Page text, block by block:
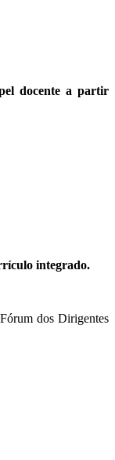
docente a partir
integrado.
dos Dirigentes